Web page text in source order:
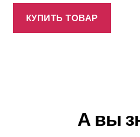
КУПИТЬ ТОВАР
А вы